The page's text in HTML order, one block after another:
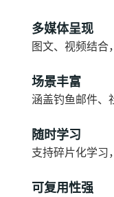
多媒体呈现
图文、视频结合
场景丰富
涵盖钓鱼邮件、
随时学习
支持碎片化学习
可复用性强